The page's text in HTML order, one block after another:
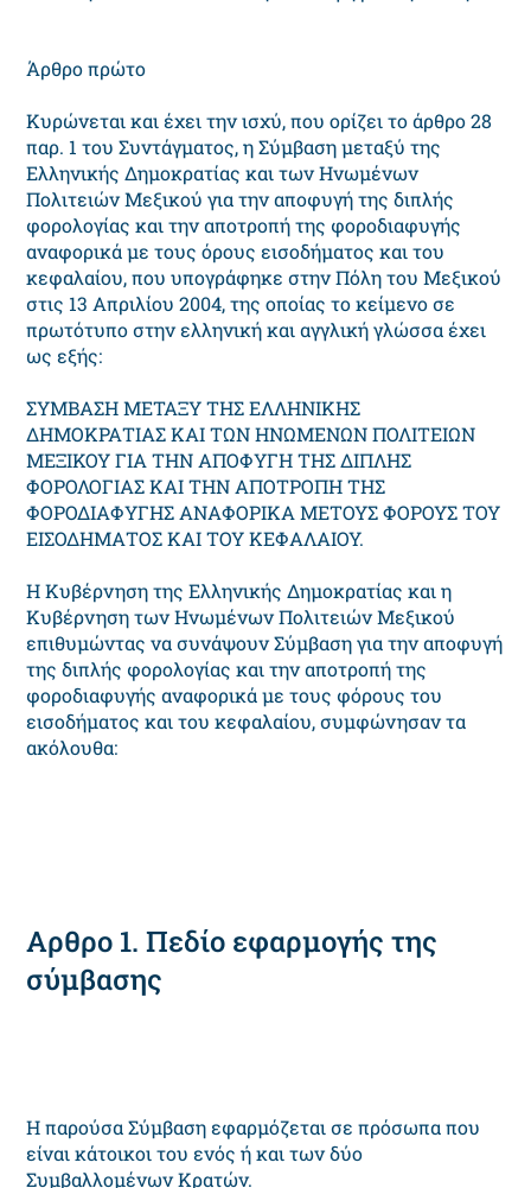
Άρθρο πρώτο
Κυρώνεται και έχει την ισχύ, που ορίζει το άρθρο 28
παρ. 1 του Συντάγματος, η Σύμβαση μεταξύ της
Ελληνικής Δημοκρατίας και των Ηνωμένων
Πολιτειών Μεξικού για την αποφυγή της διπλής
φορολογίας και την αποτροπή της φοροδιαφυγής
αναφορικά με τους όρους εισοδήματος και του
κεφαλαίου, που υπογράφηκε στην Πόλη του Μεξικού
στις 13 Απριλίου 2004, της οποίας το κείμενο σε
πρωτότυπο στην ελληνική και αγγλική γλώσσα έχει
ως εξής:
ΣΥΜΒΑΣΗ ΜΕΤΑΞΥ ΤΗΣ ΕΛΛΗΝΙΚΗΣ
ΔΗΜΟΚΡΑΤΙΑΣ ΚΑΙ ΤΩΝ ΗΝΩΜΕΝΩΝ ΠΟΛΙΤΕΙΩΝ
ΜΕΞΙΚΟΥ ΓΙΑ ΤΗΝ ΑΠΟΦΥΓΗ ΤΗΣ ΔΙΠΛΗΣ
ΦΟΡΟΛΟΓΙΑΣ ΚΑΙ ΤΗΝ ΑΠΟΤΡΟΠΗ ΤΗΣ
ΦΟΡΟΔΙΑΦΥΓΗΣ ΑΝΑΦΟΡΙΚΑ ΜΕΤΟΥΣ ΦΟΡΟΥΣ ΤΟΥ
ΕΙΣΟΔΗΜΑΤΟΣ ΚΑΙ ΤΟΥ ΚΕΦΑΛΑΙΟΥ.
Η Κυβέρνηση της Ελληνικής Δημοκρατίας και η
Κυβέρνηση των Ηνωμένων Πολιτειών Μεξικού
επιθυμώντας να συνάψουν Σύμβαση για την αποφυγή
της διπλής φορολογίας και την αποτροπή της
φοροδιαφυγής αναφορικά με τους φόρους του
εισοδήματος και του κεφαλαίου, συμφώνησαν τα
ακόλουθα:
Αρθρο 1. Πεδίο εφαρμογής της
σύμβασης
Η παρούσα Σύμβαση εφαρμόζεται σε πρόσωπα που
είναι κάτοικοι του ενός ή και των δύο
Συμβαλλομένων Κρατών.